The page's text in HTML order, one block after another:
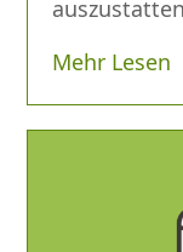
Mehr Lesen